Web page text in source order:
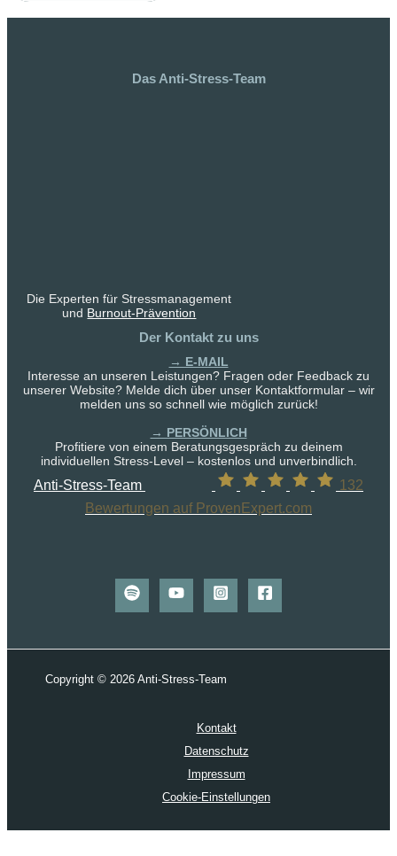
Das Anti-Stress-Team
Die Experten für Stressmanagement
und Burnout-Prävention
Der Kontakt zu uns
→ E-MAIL
Interesse an unseren Leistungen? Fragen oder Feedback zu
unserer Website? Melde dich über unser Kontaktformular – wir
melden uns so schnell wie möglich zurück!
→ PERSÖNLICH
Profitiere von einem Beratungsgespräch zu deinem
individuellen Stress-Level – kostenlos und unverbindlich.
Anti-Stress-Team
132
Bewertungen auf ProvenExpert.com
Copyright © 2026 Anti-Stress-Team
Kontakt
Datenschutz
Impressum
Cookie-Einstellungen